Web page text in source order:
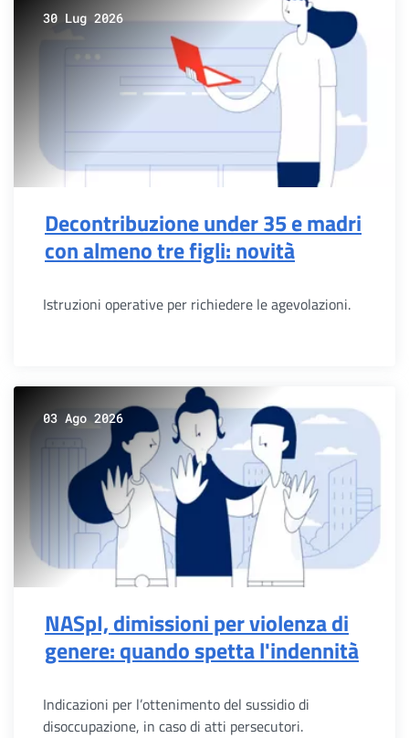
30 Lug 2026
Decontribuzione under 35 e madri
con almeno tre figli: novità
Istruzioni operative per richiedere le agevolazioni.
03 Ago 2026
NASpI, dimissioni per violenza di
genere: quando spetta l'indennità
Indicazioni per l’ottenimento del sussidio di
disoccupazione, in caso di atti persecutori.